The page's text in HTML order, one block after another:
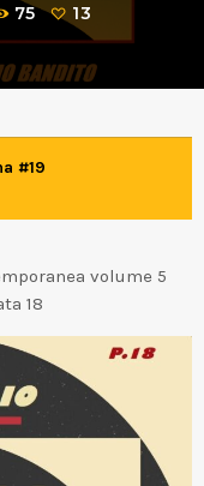
75 13
#19
volume 5
18